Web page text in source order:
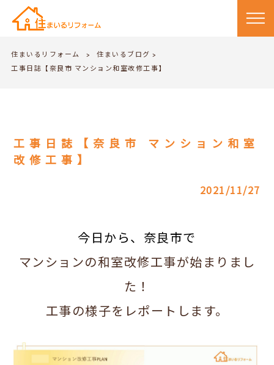
住まいるリフォーム > 住まいるブログ >
工事日誌【奈良市 マンション和室改修工事】
工事日誌【奈良市 マンション和室
改修工事】
2021/11/27
今日から、奈良市で
マンションの和室改修工事が始まりまし
た！
工事の様子をレポートします。